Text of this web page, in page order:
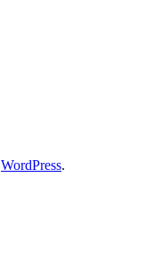
WordPress.